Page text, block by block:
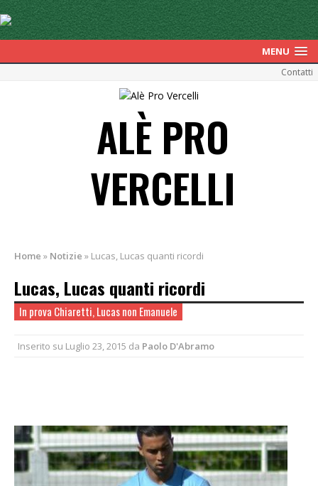
MENU
Contatti
ALÈ PRO
VERCELLI
Home » Notizie » Lucas, Lucas quanti ricordi
Lucas, Lucas quanti ricordi
In prova Chiaretti, Lucas non Emanuele
Inserito su Luglio 23, 2015 da Paolo D'Abramo